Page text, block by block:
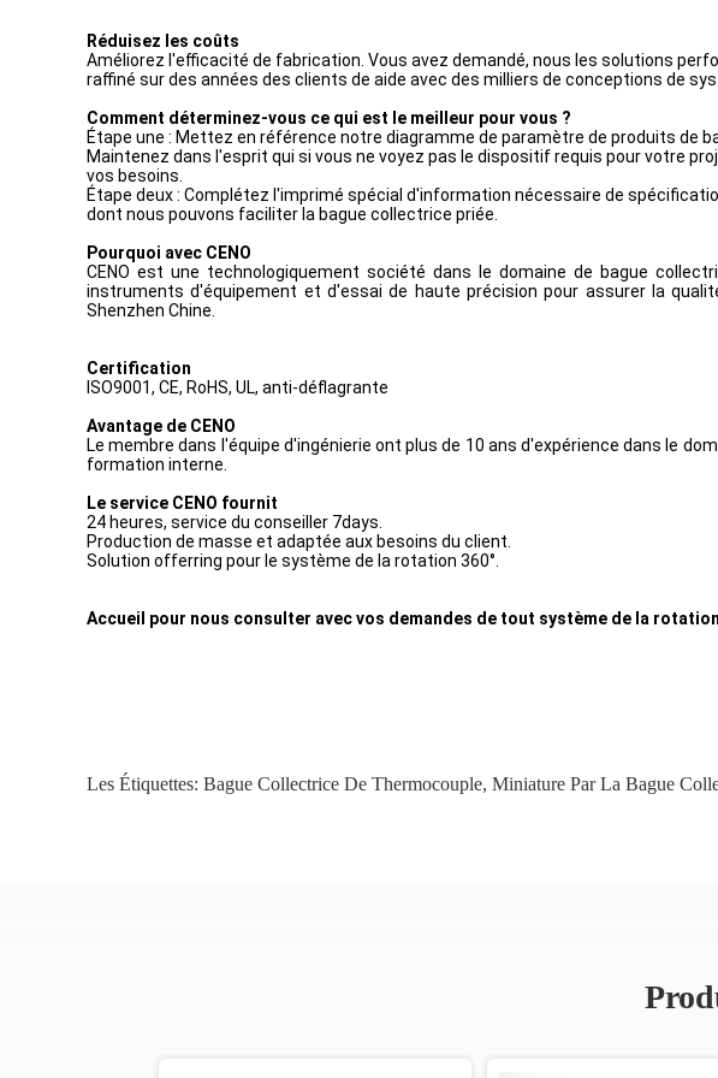
Réduisez les coûts
Améliorez l'efficacité de fabrication. Vous avez demandé, nous les solutions
raffiné sur des années des clients de aide avec des milliers de conceptions de
Comment déterminez-vous ce qui est le meilleur pour vous ?
Étape une : Mettez en référence notre diagramme de paramètre de produits de
Maintenez dans l'esprit qui si vous ne voyez pas le dispositif requis pour votre
vos besoins.
Étape deux : Complétez l'imprimé spécial d'information nécessaire de
dont nous pouvons faciliter la bague collectrice priée.
Pourquoi avec CENO
CENO est une technologiquement société dans le domaine de bague
instruments d'équipement et d'essai de haute précision pour assurer la
Shenzhen Chine.
Certification
ISO9001, CE, RoHS, UL, anti-déflagrante
Avantage de CENO
Le membre dans l'équipe d'ingénierie ont plus de 10 ans d'expérience dans le
formation interne.
Le service CENO fournit
24 heures, service du conseiller 7days.
Production de masse et adaptée aux besoins du client.
Solution offerring pour le système de la rotation 360°.
Accueil pour nous consulter avec vos demandes de tout système de la
Les Étiquettes: Bague Collectrice De Thermocouple, Miniature Par La Bague